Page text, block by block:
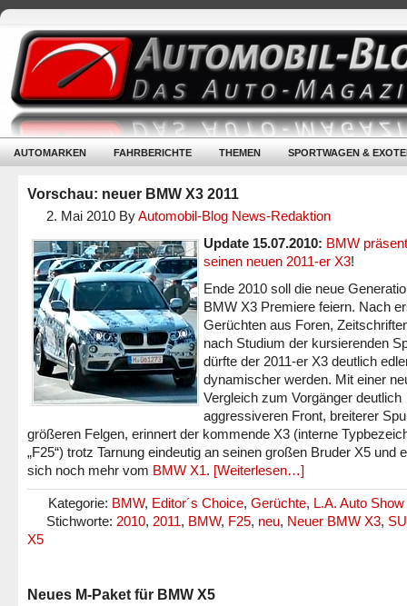
AUTOMARKEN FAHRBERICHTE THEMEN SPORTWAGEN &
Vorschau: neuer BMW X3 2011
2. Mai 2010 ByAutomobil-Blog News-Redaktion
Update 15.07.2010: BMW
seinen neuen 2011-er X3!
Ende 2010 soll die neue
BMW X3 Premiere feiern. Nach
Gerüchten aus Foren,
nach Studium der kursierenden
dürfte der 2011-er X3 deutlich
dynamischer werden. Mit einer
Vergleich zum Vorgänger deutlich
aggressiveren Front, breiterer
größeren Felgen, erinnert der kommende X3 (interne
„F25“) trotz Tarnung eindeutig an seinen großen Bruder X5 und
sich noch mehr vom BMW X1. [Weiterlesen…]
Kategorie: BMW, Editor´s Choice, Gerüchte, L.A. Auto Show
Stichworte: 2010, 2011, BMW, F25, neu, Neuer BMW X3,
X5
Neues M-Paket für BMW X5